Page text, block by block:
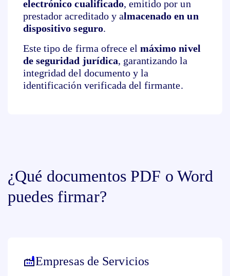
electrónico cualificado, emitido por un
prestador acreditado y almacenado en un
dispositivo seguro.
Este tipo de firma ofrece elmáximo nivel
de seguridad jurídica, garantizando la
integridad del documento y la
identificación verificada del firmante.
¿Qué documentos PDF o Word
puedes firmar?
Empresas de Servicios